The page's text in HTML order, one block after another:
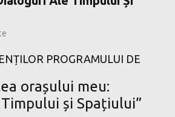
PROGRAMULUI DE
orașului meu:
și Spațiului”